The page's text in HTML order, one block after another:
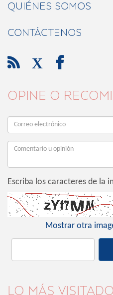
QUIÉNES SOMOS
CONTÁCTENOS
 X 
OPINE O
Escriba los caracteres de la
Mostrar otra
LO MÁS VISITADO